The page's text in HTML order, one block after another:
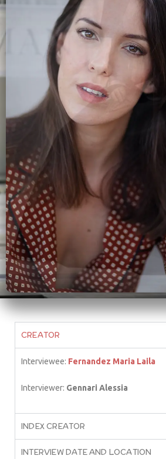
CREATOR
Interviewee: Fernandez Maria Laila
Interviewer: Gennari Alessia
INDEX CREATOR
INTERVIEW DATE AND LOCATION